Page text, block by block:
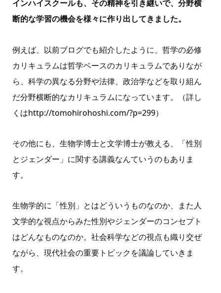
インハイスクールも、その精神を引き継いで、分野横
断的な学習の機会を様々に作り出してきました。
例えば、以前ブログでも紹介したように、哲学の必修
カリキュラムは哲学ベースのカリキュラムでありなが
ら、科学の異なる分野や法律、政治学などを取り組ん
だ分野横断的なカリキュラムになっています。（詳し
くはhttp://tomohirohoshi.com/?p=299）
その他にも、生物学博士と文学博士が教える、「性別
とジェンダー」に関する講義なんていうのもありま
す。
生物学的に「性別」とはどういうものなのか、また人
文学的な視点からみた性別やジェンダーのコンセプト
はどんなものなのか。社会科学などの視点も織り交ぜ
ながら、現代社会の重要トピックを議論していきま
す。